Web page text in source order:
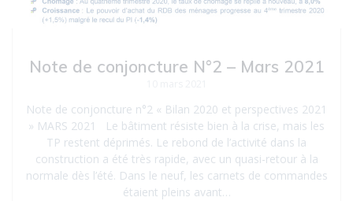
Note de conjoncture N°2 – Mars 2021
Note de conjoncture n°2 « Bilan 2020 et perspectives 2021
» MARS 2021 Le bâtiment résiste bien à la crise, mais les
TP restent déprimés. Le rebond de l’activité dans la
construction a été très rapide, avec un quasi-retour à la
normale dès l’été. Dans le neuf, les carnets de commandes
étaient pleins avant…